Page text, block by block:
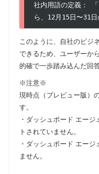
社内用語の定義：
ら、12月15日〜31日
このように、自社のビジ
できるため、ユーザーか
的確で一歩踏み込んだ回
※注意※
現時点（プレビュー版）
す。
・ダッシュボード エー
トされていません。
・ダッシュボード エー
ません。